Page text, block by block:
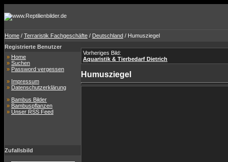
Home / Terraristik Fachgeschäfte / Deutschland / Humusziegel
Registrierte Benutzer
» Home
» Suchen
» Password vergessen
» Impressum
» Datenschutzerklärung
» Bambus Bilder
» Bambuspflanzen
» Unser RSS Feed
Zufallsbild
Vorheriges Bild:
Aquaristik & Tierbedarf Dietrich
Humusziegel